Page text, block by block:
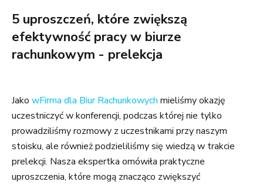
5 uproszczeń, które zwiększą
efektywność pracy w biurze
rachunkowym - prelekcja
Jako wFirma dla Biur Rachunkowych mieliśmy okazję
uczestniczyć w konferencji, podczas której nie tylko
prowadziliśmy rozmowy z uczestnikami przy naszym
stoisku, ale również podzieliliśmy się wiedzą w trakcie
prelekcji. Nasza ekspertka omówiła praktyczne
uproszczenia, które mogą znacząco zwiększyć